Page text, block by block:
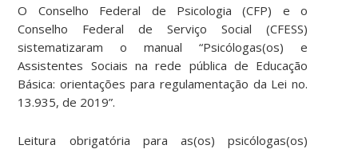
O Conselho Federal de Psicologia (CFP) e o
Conselho Federal de Serviço Social (CFESS)
sistematizaram o manual “Psicólogas(os) e
Assistentes Sociais na rede pública de Educação
Básica: orientações para regulamentação da Lei no.
13.935, de 2019”.
Leitura obrigatória para as(os) psicólogas(os)